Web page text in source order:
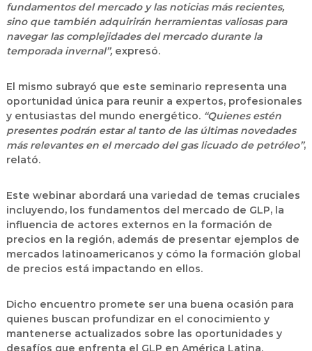
fundamentos del mercado y las noticias más recientes,
sino que también adquirirán herramientas valiosas para
navegar las complejidades del mercado durante la
temporada invernal”,expresó.
El mismo subrayó que este seminario representa una
oportunidad única para reunir a expertos, profesionales
y entusiastas del mundo energético. “Quienes estén
presentes podrán estar al tanto de las últimas novedades
más relevantes en el mercado del gas licuado de petróleo”,
relató.
Este webinar abordará una variedad de temas cruciales
incluyendo, los fundamentos del mercado de GLP, la
influencia de actores externos en la formación de
precios en la región,además de presentar ejemplos de
mercados latinoamericanos y cómo la formación global
de precios está impactando en ellos.
Dicho encuentro promete ser una buena ocasión para
quienes buscan profundizar en el conocimiento y
mantenerse actualizados sobre las oportunidades y
desafíos que enfrenta el GLP en América Latina.